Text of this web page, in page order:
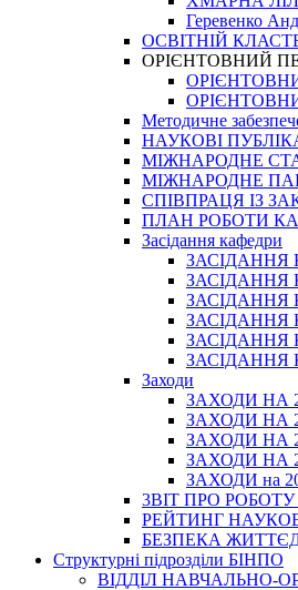
Геревенко
ОСВІТНІЙ
ОРІЄНТОВНИЙ
Методичне
НАУКОВІ
МІЖНАРОДНЕ
МІЖНАРОДНЕ
СПІВПРАЦЯ ІЗ
ПЛАН РОБОТИ
Засідання кафедри
ЗАСІДАННЯ
ЗАСІДАННЯ
ЗАСІДАННЯ
ЗАСІДАННЯ
ЗАСІДАННЯ
ЗАСІДАННЯ
Заходи
ЗАХОДИ НА
ЗАХОДИ НА
ЗАХОДИ НА
ЗАХОДИ НА
ЗАХОДИ на
3BIT ПРО
РЕЙТИНГ
БЕЗПЕКА
Структурні підрозділи БІНПО
ВІДДІЛ НАВЧАЛЬНО-